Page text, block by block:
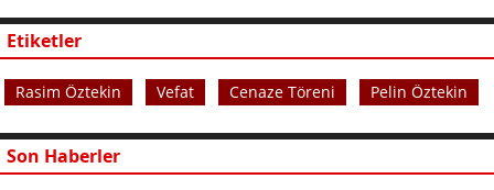
Etiketler
Rasim Öztekin Vefat Cenaze Töreni Pelin Öztekin
Son Haberler